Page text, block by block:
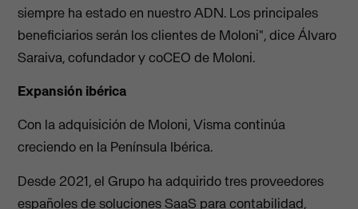
siempre ha estado en nuestro ADN. Los principales
beneficiarios serán los clientes de Moloni", dice Álvaro
Saraiva, cofundador y coCEO de Moloni.
Expansión ibérica
Con la adquisición de Moloni, Visma continúa
creciendo en la Península Ibérica.
Desde 2021, el Grupo ha adquirido tres proveedores
españoles de soluciones SaaS para contabilidad,